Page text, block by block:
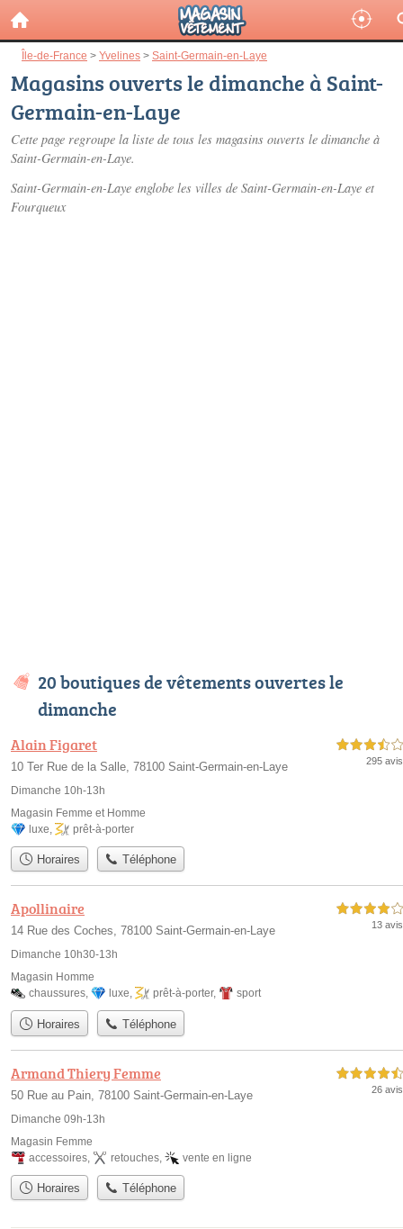
Île-de-France > Yvelines > Saint-Germain-en-Laye
Magasins ouverts le dimanche à Saint-
Germain-en-Laye
Cette page regroupe la liste de tous les magasins ouverts le dimanche à
Saint-Germain-en-Laye.
Saint-Germain-en-Laye englobe les villes de Saint-Germain-en-Laye et
Fourqueux
20 boutiques de vêtements ouvertes le
dimanche
Alain Figaret
10 Ter Rue de la Salle, 78100 Saint-Germain-en-Laye
Dimanche 10h-13h
3,5 étoiles sur 5
295 avis
Magasin Femme et Homme
luxe, prêt-à-porter
Horaires Téléphone
Apollinaire
14 Rue des Coches, 78100 Saint-Germain-en-Laye
Dimanche 10h30-13h
4,0 étoiles sur 5
13 avis
Magasin Homme
chaussures, luxe, prêt-à-porter, sport
Horaires Téléphone
Armand Thiery Femme
50 Rue au Pain, 78100 Saint-Germain-en-Laye
Dimanche 09h-13h
4,5 étoiles sur 5
26 avis
Magasin Femme
accessoires
retouches vente en ligne
Horaires Téléphone